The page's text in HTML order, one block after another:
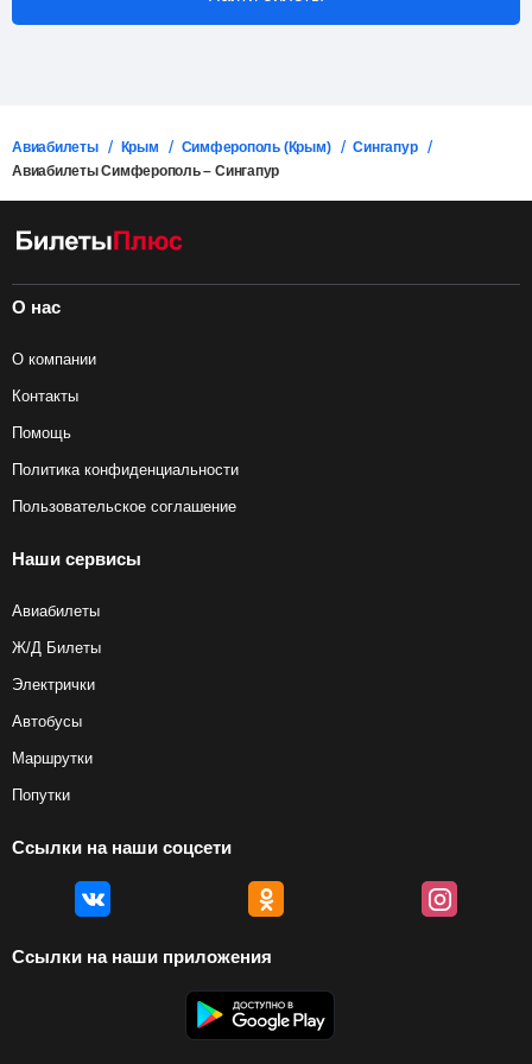
Авиабилеты Крым Симферополь (Крым)
Сингапур
Авиабилеты Симферополь – Сингапур
О нас
О компании
Контакты
Помощь
Политика конфиденциальности
Пользовательское соглашение
Наши сервисы
Авиабилеты
Ж/Д Билеты
Электрички
Автобусы
Маршрутки
Попутки
Ссылки на наши соцсети
Ссылки на наши приложения